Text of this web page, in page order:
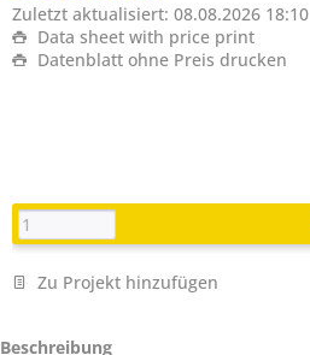
Zuletzt aktualisiert: 08.08.2026 18:10
Data sheet with price print
Datenblatt ohne Preis drucken
Zu Projekt hinzufügen
Beschreibung